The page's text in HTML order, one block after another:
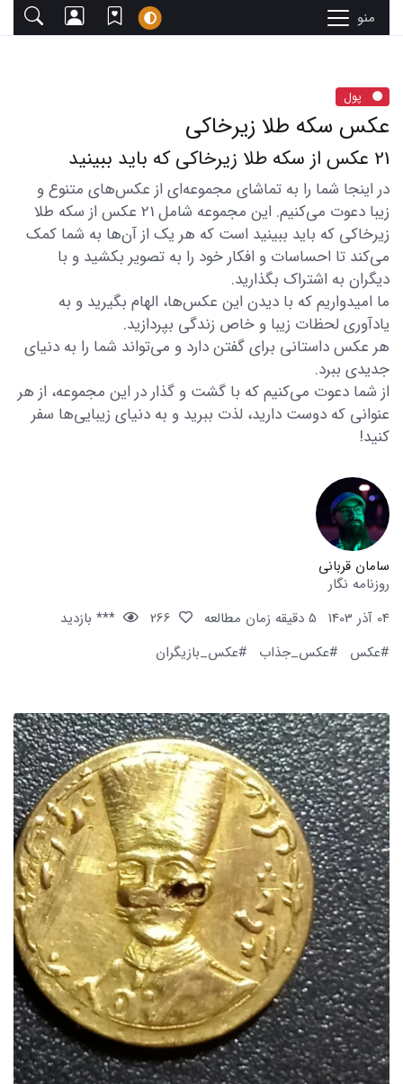
منو
پول
عکس سکه طلا زیرخاکی
21 عکس از سکه طلا زیرخاکی که باید ببینید
در اینجا شما را به تماشای مجموعه‌ای از عکس‌های متنوع و
زیبا دعوت می‌کنیم. این مجموعه شامل 21 عکس از سکه طلا
زیرخاکی که باید ببینید است که هر یک از آن‌ها به شما کمک
می‌کند تا احساسات و افکار خود را به تصویر بکشید و با
دیگران به اشتراک بگذارید.
ما امیدواریم که با دیدن این عکس‌ها، الهام بگیرید و به
یادآوری لحظات زیبا و خاص زندگی بپردازید.
هر عکس داستانی برای گفتن دارد و می‌تواند شما را به دنیای
جدیدی ببرد.
از شما دعوت می‌کنیم که با گشت و گذار در این مجموعه، از هر
عنوانی که دوست دارید، لذت ببرید و به دنیای زیبایی‌ها سفر
کنید!
سامان قربانی
روزنامه نگار
04 آذر 1403
5 دقیقه زمان مطالعه
*** بازدید
#عکس
#عکس_جذاب #عکس_بازیگران